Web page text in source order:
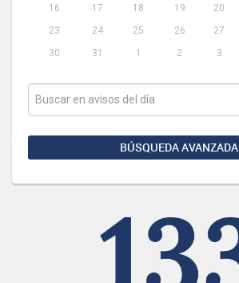
16
17 18 19 20
23
24 25 26 27
30
31 1 2 3
BÚSQUEDA AVANZADA